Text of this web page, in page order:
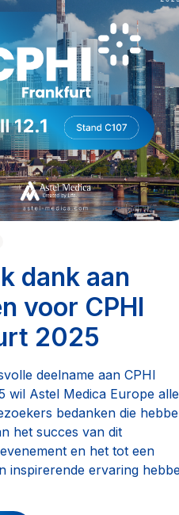
dank aan
voor CPHI
2025
deelname aan CPHI
wil Astel Medica Europe alle
bedanken die
het succes van dit
en het tot een
inspirerende ervaring